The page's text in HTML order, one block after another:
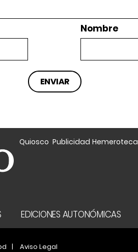
Nombre
Quiosco Publicidad Hemeroteca
EDICIONES AUTONÓMICAS
Aviso Legal